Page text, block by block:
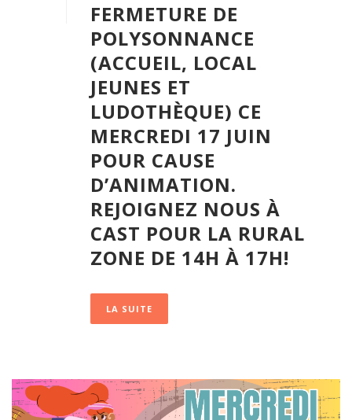
FERMETURE DE
POLYSONNANCE
(ACCUEIL, LOCAL
JEUNES ET
LUDOTHÈQUE) CE
MERCREDI 17 JUIN
POUR CAUSE
D’ANIMATION.
REJOIGNEZ NOUS À
CAST POUR LA RURAL
ZONE DE 14H À 17H!
LA SUITE